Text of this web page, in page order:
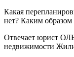
Какая
нет? Каким
Отвечает юрист
недвижимости